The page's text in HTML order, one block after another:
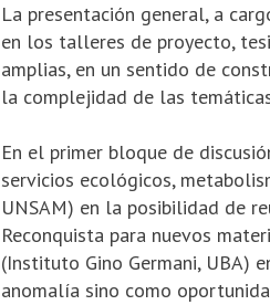
La presentación general, a
en los talleres de proyecto,
amplias, en un sentido de
la complejidad de las
En el primer bloque de
servicios ecológicos,
UNSAM) en la posibilidad de
Reconquista para nuevos
(Instituto Gino Germani, UBA)
anomalía sino como